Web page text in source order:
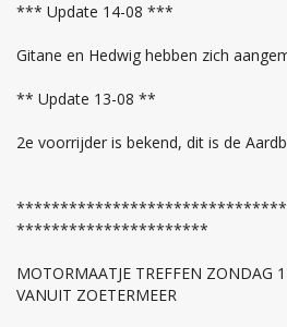
*** Update 14-08 ***
Gitane en Hedwig hebben zich
** Update 13-08 **
2e voorrijder is bekend, dit is de
**********************
MOTORMAATJE TREFFEN ZONDAG
VANUIT ZOETERMEER